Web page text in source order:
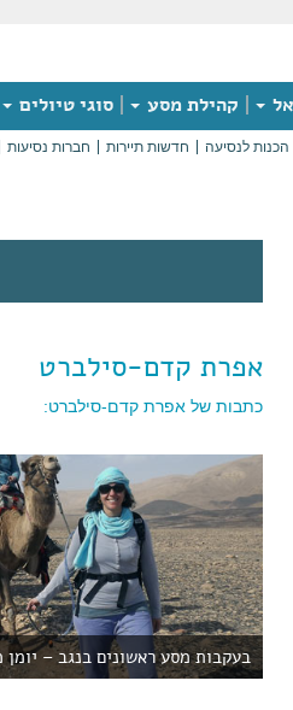
קהילת מסע סוגי טיולים
הכנות לנסיעה חדשות תיירות חברות נסיעות
אפרת קדם-סילברט
כתבות של אפרת קדם-סילברט:
בעקבות מסע ראשונים בנגב – יומן